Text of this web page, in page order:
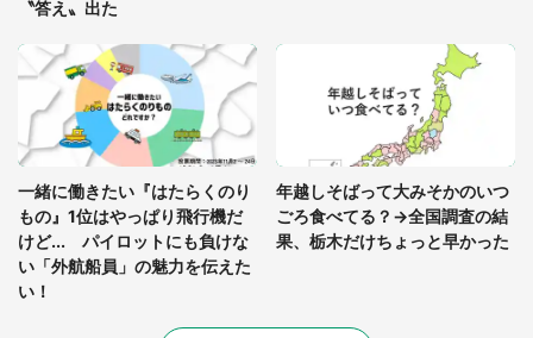
〝答え〟出た
一緒に働きたい『はたらくのり
もの』1位はやっぱり飛行機だ
けど... パイロットにも負けな
い「外航船員」の魅力を伝えた
い！
年越しそばって大みそかのいつ
ごろ食べてる？→全国調査の結
果、栃木だけちょっと早かった